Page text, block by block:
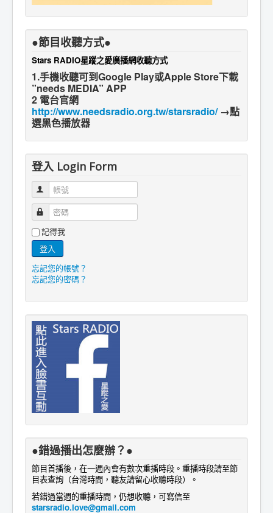
●節目收聽方式●
Stars RADIO星蹤之愛廣播網收聽方式
1.手機收聽可到Google Play或Apple Store下載
”needs MEDIA” APP
2 電台官網
http://www.needsradio.org.tw/starsradio/→點
選黑色播放器
登入 Login Form
帳號
密碼
記得我
登入
忘記您的帳號？
忘記您的密碼？
●錯過播出怎麼辦？●
節目首播後，在一週內會有數次重播時段。重播時段請至節
目表查詢 （台灣時間，聽友請留心收聽時段）
。
若錯過當週的重播時間，仍想收聽，可寫信至
starsradio.love@gmail.com